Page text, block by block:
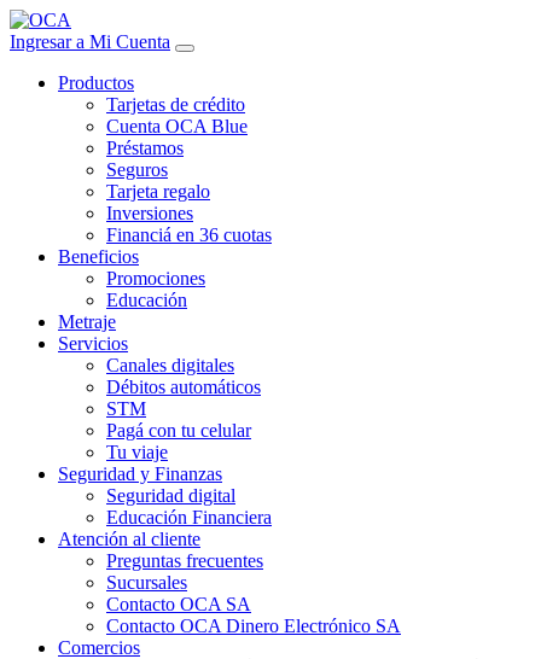
Ingresar a Mi Cuenta
Productos
Tarjetas de crédito
Cuenta OCA Blue
Préstamos
Seguros
Tarjeta regalo
Inversiones
Financiá en 36 cuotas
Beneficios
Promociones
Educación
Metraje
Servicios
Canales digitales
Débitos automáticos
STM
Pagá con tu celular
Tu viaje
Seguridad y Finanzas
Seguridad digital
Educación Financiera
Atención al cliente
Preguntas frecuentes
Sucursales
Contacto OCA SA
Contacto OCA Dinero Electrónico SA
Comercios